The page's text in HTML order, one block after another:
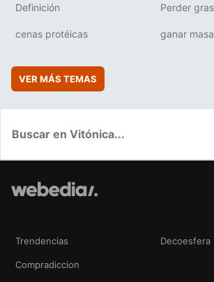
Definición Perder
cenas protéicas ganar
VER MÁS TEMAS
Trendencias Decoesfera
Compradiccion